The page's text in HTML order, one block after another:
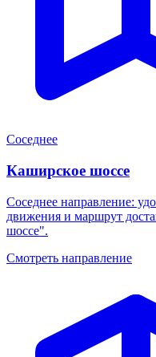
Соседнее
Каширское шоссе
Соседнее направление:
движения и маршрут
шоссе".
Смотреть направление